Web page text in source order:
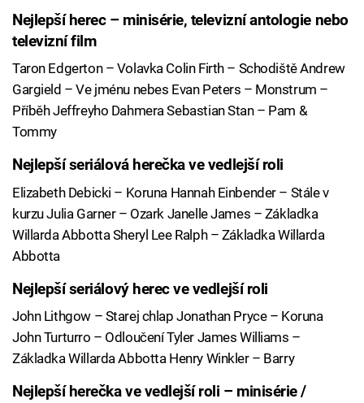
Nejlepší herec – minisérie, televizní antologie nebo
televizní film
Taron Edgerton – Volavka Colin Firth – Schodiště Andrew
Gargield – Ve jménu nebes Evan Peters – Monstrum –
Příběh Jeffreyho Dahmera Sebastian Stan – Pam &
Tommy
Nejlepší seriálová herečka ve vedlejší roli
Elizabeth Debicki – Koruna Hannah Einbender – Stále v
kurzu Julia Garner – Ozark Janelle James – Základka
Willarda Abbotta Sheryl Lee Ralph – Základka Willarda
Abbotta
Nejlepší seriálový herec ve vedlejší roli
John Lithgow – Starej chlap Jonathan Pryce – Koruna
John Turturro – Odloučení Tyler James Williams –
Základka Willarda Abbotta Henry Winkler – Barry
Nejlepší herečka ve vedlejší roli – minisérie /